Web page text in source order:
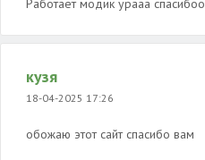
Работает модик урааа спасибоо
кузя
18-04-2025 17:26
обожаю этот сайт спасибо вам